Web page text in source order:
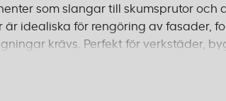
som slangar till skumsprutor
är idealiska för rengöring av fasader,
krävs. Perfekt för verkstäder,
Beställ före 14:00 för